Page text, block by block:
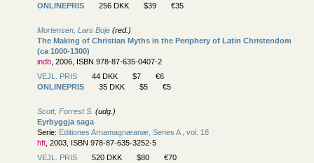
ONLINEPRIS
256 DKK $39 €35
Mortensen, Lars Boje (red.)
The Making of Christian Myths in the Periphery of Latin Christendom
(ca 1000-1300)
indb , 2006, ISBN 978-87-635-0407-2
VEJL. PRIS
44 DKK $7
€6
ONLINEPRIS
35 DKK $5 €5
Scott, Forrest S. (udg.)
Eyrbyggja saga
Serie: Editiones Arnamagnæanæ, Series A , vol. 18
hft , 2003, ISBN 978-87-635-3252-5
VEJL. PRIS
520 DKK $80
€70